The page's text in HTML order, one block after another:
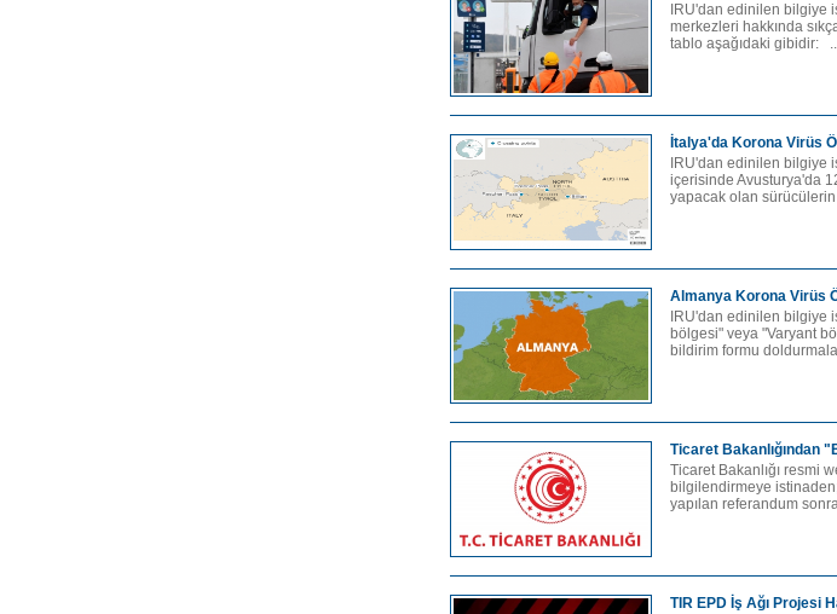
IRU'dan edinilen bilgiye
merkezleri hakkında
tablo aşağıdaki gibidir:
İtalya'da Korona Virüs
IRU'dan edinilen bilgiye
içerisinde Avusturya'da
yapacak olan
Almanya Korona Virüs
IRU'dan edinilen bilgiye
bölgesi" veya "Varyant
bildirim formu
Ticaret Bakanlığından
Ticaret Bakanlığı resmi
bilgilendirmeye
yapılan referandum
TIR EPD İş Ağı Projesi